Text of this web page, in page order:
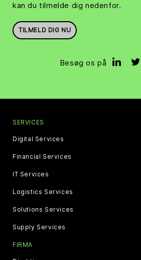
kan du tilmelde dig nedenfor.
TILMELD DIG NU
Besøg os på
SERVICES
Digital Services
Financial Services
IT Services
Logistics Services
Solutions Services
Supply Services
FIRMA